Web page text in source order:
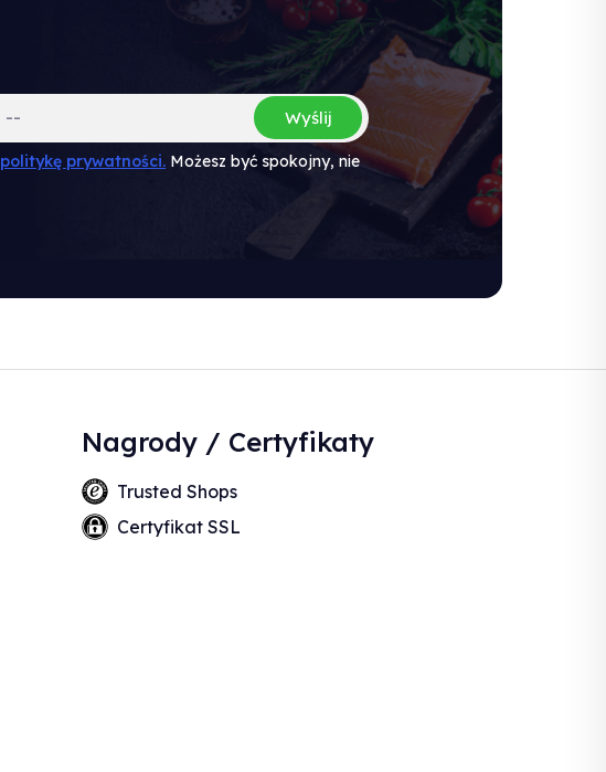
Wyślij
politykę prywatności. Możesz być spokojny, nie
Nagrody / Certyfikaty
Trusted Shops
Certyfikat SSL